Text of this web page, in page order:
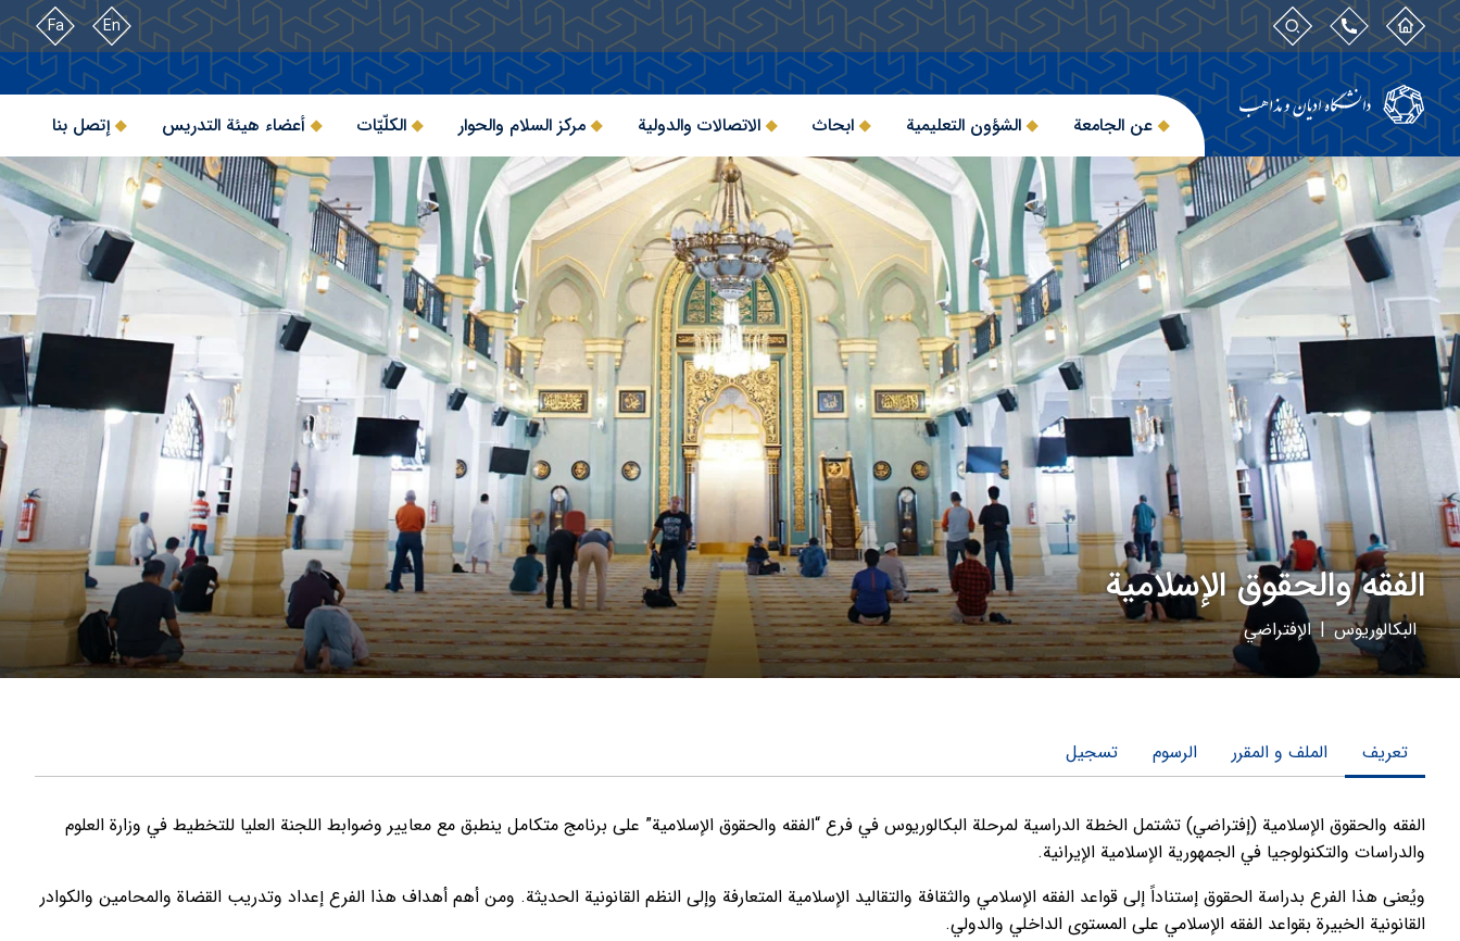
En
Fa
عن الجامعة الشؤون التعليمية ابحاث الاتصالات والدولية مركز السلام والحوار الكلّيّات أعضاء هيئة التدريس إتصل بنا
الفقه والحقوق الإسلامية
البكالوريوس | الإفتراضي
تعریف الملف و المقرر الرسوم تسجیل
الفقه والحقوق الإسلامية (إفتراضي) تشتمل الخطة الدراسية لمرحلة البكالوريوس في فرع “الفقه والحقوق الإسلامية” على برنامج متكامل ينطبق مع معايير وضوابط اللجنة العليا للتخطيط في وزارة العلوم
والدراسات والتكنولوجيا في الجمهورية الإسلامية الإيرانية.
ويُعنى هذا الفرع بدراسة الحقوق إستناداً إلى قواعد الفقه الإسلامي والثقافة والتقاليد الإسلامية المتعارفة وإلى النظم القانونية الحديثة. ومن أهم أهداف هذا الفرع إعداد وتدريب القضاة والمحامين والكوادر
القانونية الخبيرة بقواعد الفقه الإسلامي على المستوى الداخلي والدولي.